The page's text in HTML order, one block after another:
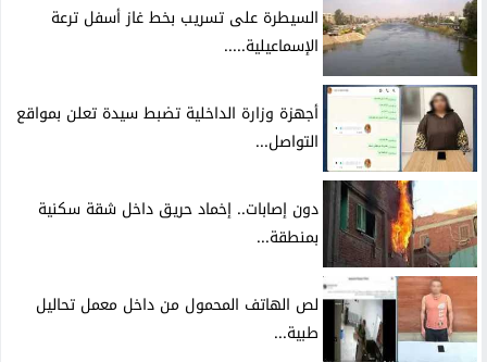
السيطرة على تسريب بخط غاز أسفل ترعة
الإسماعيلية.....
أجهزة وزارة الداخلية تضبط سيدة تعلن بمواقع
التواصل...
دون إصابات.. إخماد حريق داخل شقة سكنية
بمنطقة...
لص الهاتف المحمول من داخل معمل تحاليل
طبية...